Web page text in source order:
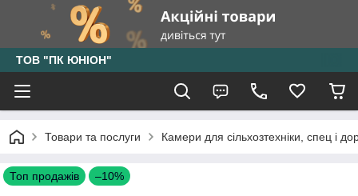
ТОВ "ПК ЮНІОН"
Товари та послуги Камери для сільхозтехніки, спец і
Топ продажів –10%